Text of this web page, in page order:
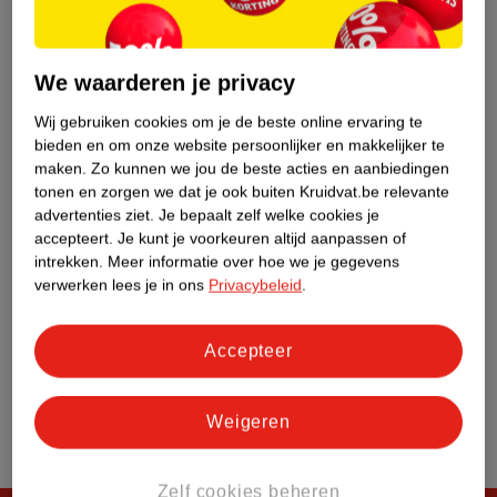
Over Kruidvat
We waarderen je privacy
Wij gebruiken cookies om je de beste online ervaring te
bieden en om onze website persoonlijker en makkelijker te
maken. Zo kunnen we jou de beste acties en aanbiedingen
tonen en zorgen we dat je ook buiten Kruidvat.be relevante
advertenties ziet. Je bepaalt zelf welke cookies je
accepteert. Je kunt je voorkeuren altijd aanpassen of
intrekken. Meer informatie over hoe we je gegevens
verwerken lees je in ons Privacybeleid.
Zelf cookies beheren
Weigeren
Accepteer